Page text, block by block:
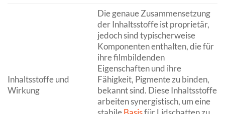
Inhaltsstoffe und
Wirkung
Die genaue Zusammensetzung
der Inhaltsstoffe ist proprietär,
jedoch sind typischerweise
Komponenten enthalten, die für
ihre filmbildenden
Eigenschaften und ihre
Fähigkeit, Pigmente zu binden,
bekannt sind. Diese Inhaltsstoffe
arbeiten synergistisch, um eine